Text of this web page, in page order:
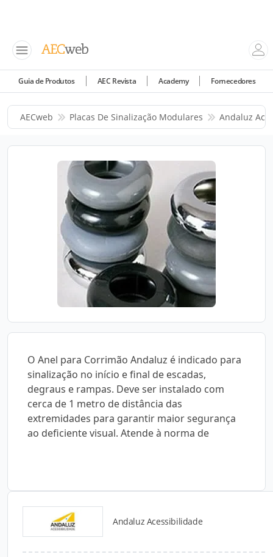
Guia de Produtos AEC Revista Academy Fornecedores
AECweb Placas De Sinalização Modulares Andaluz
O Anel para Corrimão Andaluz é indicado para
sinalização no início e final de escadas,
degraus e rampas. Deve ser instalado com
cerca de 1 metro de distância das
extremidades para garantir maior segurança
ao deficiente visual. Atende à norma de
Andaluz Acessibilidade
Catálogos para Download